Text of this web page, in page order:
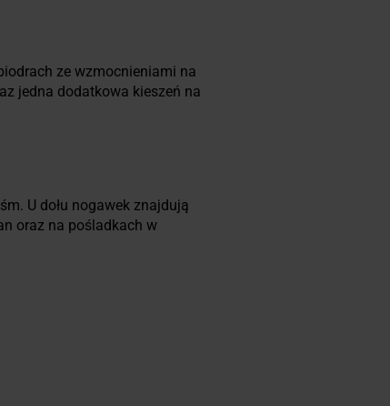
ze wzmocnieniami na
jedna dodatkowa kieszeń na
U dołu nogawek znajdują
oraz na pośladkach w